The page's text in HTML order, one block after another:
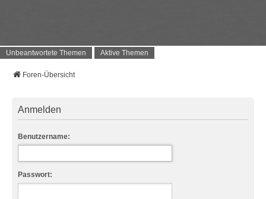
Unbeantwortete Themen Aktive Themen
Foren-Übersicht
Anmelden
Benutzername:
Passwort: